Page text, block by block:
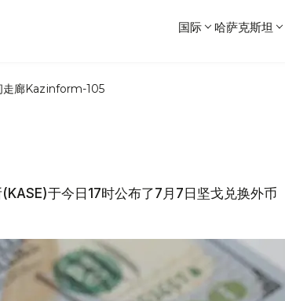
国际 哈萨克斯坦
走廊Kazinform-105
于今日17时公布了7月7日坚戈兑换外币